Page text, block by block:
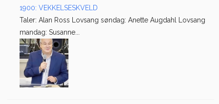
1900: VEKKELSESKVELD
Taler: Alan Ross Lovsang søndag: Anette Augdahl Lovsang
mandag: Susanne...